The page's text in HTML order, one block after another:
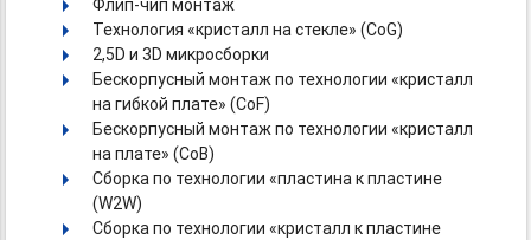
Флип-чип монтаж
Технология «кристалл на стекле» (CоG)
2,5D и 3D микросборки
Бескорпусный монтаж по технологии «кристалл
на гибкой плате» (CoF)
Бескорпусный монтаж по технологии «кристалл
на плате» (CoB)
Сборка по технологии «пластина к пластине
(W2W)
Сборка по технологии «кристалл к пластине